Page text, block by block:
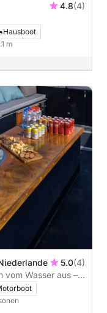
4.8(4)
Hausboot
m
5.0(4)
vom Wasser aus –